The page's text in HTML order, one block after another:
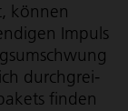
können
Impuls
durch­grei­
finden